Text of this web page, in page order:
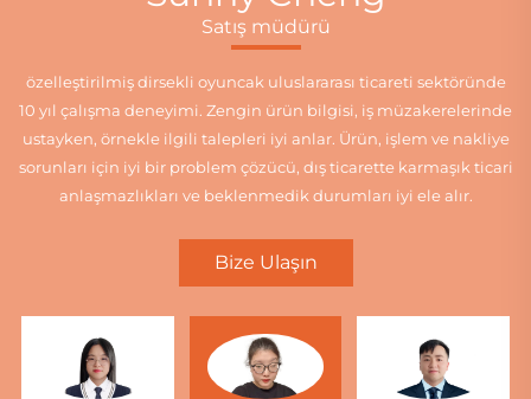
Satış müdürü
özelleştirilmiş dirsekli oyuncak uluslararası ticareti sektöründe
10 yıl çalışma deneyimi. Zengin ürün bilgisi, iş müzakerelerinde
ustayken, örnekle ilgili talepleri iyi anlar. Ürün, işlem ve nakliye
sorunları için iyi bir problem çözücü, dış ticarette karmaşık ticari
anlaşmazlıkları ve beklenmedik durumları iyi ele alır.
Bize Ulaşın